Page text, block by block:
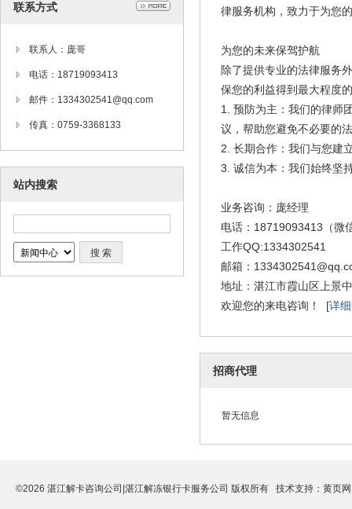
联系方式
联系人：庞哥
电话：18719093413
邮件：1334302541@qq.com
传真：0759-3368133
站内搜索
律服务机构，致力于为您
为您的未来保驾护航
除了提供专业的法律服务
保您的利益得到最大程度
1. 预防为主：我们的律师
议，帮助您避免不必要的
2. 长期合作：我们与您建
3. 诚信为本：我们始终坚
业务咨询：庞经理
电话：18719093413（微
工作QQ:1334302541
邮箱：
地址：湛江市霞山区上景
欢迎您的来电咨询！ [详
招商代理
暂无信息
©2026 湛江解卡咨询公司|湛江解冻银行卡服务公司 版权所有 技术支持： 黄页网